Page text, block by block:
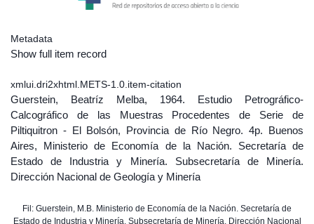
Metadata
Show full item record
xmlui.dri2xhtml.METS-1.0.item-citation
Guerstein, Beatríz Melba, 1964. Estudio Petrográfico-
Calcográfico de las Muestras Procedentes de Serie de
Piltiquitron - El Bolsón, Provincia de Río Negro. 4p. Buenos
Aires, Ministerio de Economía de la Nación. Secretaría de
Estado de Industria y Minería. Subsecretaría de Minería.
Dirección Nacional de Geología y Minería
Fil: Guerstein, M.B. Ministerio de Economía de la Nación. Secretaría de
Estado de Industria y Minería. Subsecretaría de Minería. Dirección Nacional